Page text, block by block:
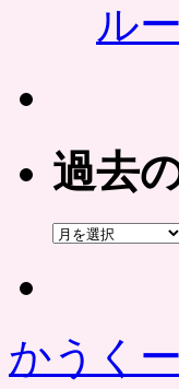
ル
過去
過
かうく